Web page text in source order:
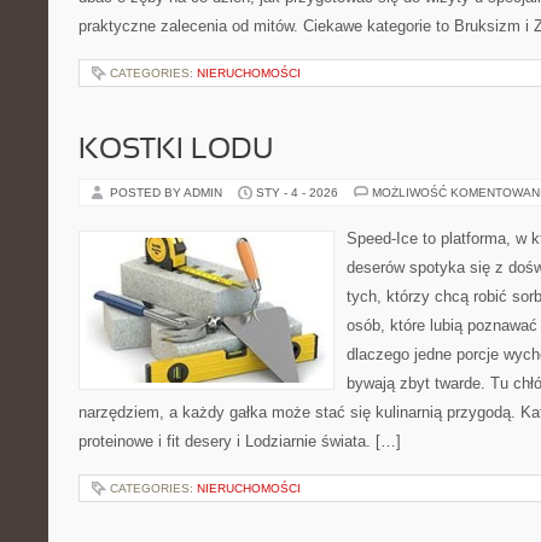
praktyczne zalecenia od mitów. Ciekawe kategorie to Bruksizm i
CATEGORIES: NIERUCHOMOŚCI
KOSTKI LODU
POSTED BY ADMIN STY - 4 - 2026 MOŻLIWOŚĆ
Speed-Ice to platforma, w
deserów spotyka się z
tych, którzy chcą robić
osób, które lubią
dlaczego jedne porcje
bywają zbyt twarde. Tu
narzędziem, a każdy gałka może stać się kulinarnią przygodą.
proteinowe i fit desery i Lodziarnie świata. […]
CATEGORIES: NIERUCHOMOŚCI